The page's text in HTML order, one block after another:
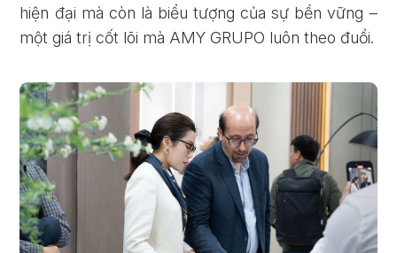
hiện đại mà còn là biểu tượng của sự bền vững –
một giá trị cốt lõi mà AMY GRUPO luôn theo đuổi.